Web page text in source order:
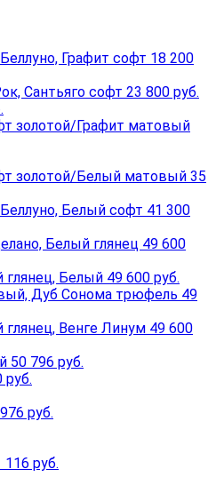
Графит софт 18 200
Сантьяго софт 23 800 руб.
золотой/Графит матовый
золотой/Белый матовый 35
Белый софт 41 300
Белый глянец 49 600
Белый 49 600 руб.
Дуб Сонома трюфель 49
Венге Линум 49 600
50 796 руб.
руб.
руб.
руб.